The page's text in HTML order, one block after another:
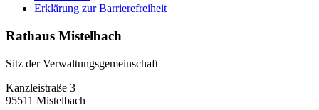
Erklärung zur Barrierefreiheit
Rathaus Mistelbach
Sitz der Verwaltungsgemeinschaft
Kanzleistraße 3
95511 Mistelbach